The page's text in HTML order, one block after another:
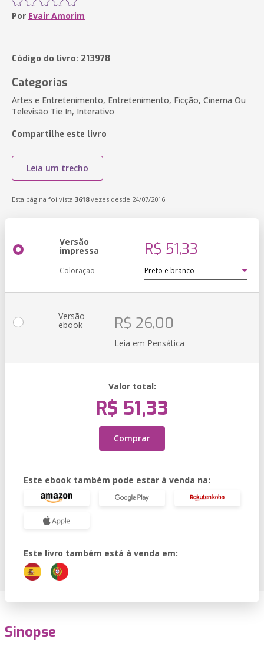
Por Evair Amorim
Código do livro: 213978
Categorias
Artes e Entretenimento, Entretenimento, Ficção, Cinema Ou
Televisão Tie In, Interativo
Compartilhe este livro
Leia um trecho
Esta página foi vista 3618vezes desde 24/07/2016
Versão
impressa R$ 51,33
Coloração
Versão
ebook R$ 26,00
Leia em Pensática
Valor total:
R$ 51,33
Comprar
Este ebook também pode estar à venda na:
Este livro também está à venda em:
Sinopse